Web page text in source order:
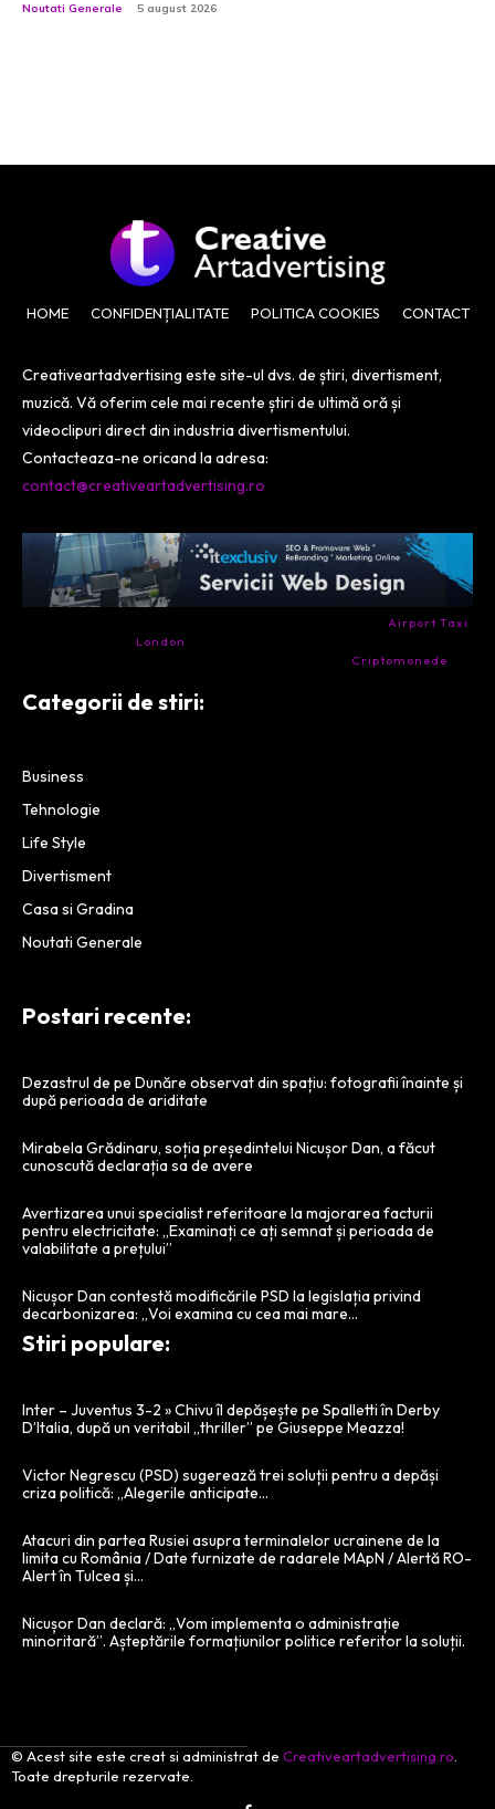
Noutati Generale 5 august 2026
HOME CONFIDENȚIALITATE POLITICA COOKIES CONTACT
Creativeartadvertising este site-ul dvs. de știri, divertisment,
muzică. Vă oferim cele mai recente știri de ultimă oră și
videoclipuri direct din industria divertismentului.
Contacteaza-ne oricand la adresa:
contact@creativeartadvertising.ro
Airport Taxi
London
Criptomonede
Categorii de stiri:
Business
Tehnologie
Life Style
Divertisment
Casa si Gradina
Noutati Generale
Postari recente:
Dezastrul de pe Dunăre observat din spațiu: fotografii înainte și
după perioada de ariditate
Mirabela Grădinaru, soția președintelui Nicușor Dan, a făcut
cunoscută declarația sa de avere
Avertizarea unui specialist referitoare la majorarea facturii
pentru electricitate: „Examinați ce ați semnat și perioada de
valabilitate a prețului”
Nicușor Dan contestă modificările PSD la legislația privind
decarbonizarea: „Voi examina cu cea mai mare…
Stiri populare:
Inter – Juventus 3-2 » Chivu îl depășește pe Spalletti în Derby
D’Italia, după un veritabil „thriller” pe Giuseppe Meazza!
Victor Negrescu (PSD) sugerează trei soluții pentru a depăși
criza politică: „Alegerile anticipate…
Atacuri din partea Rusiei asupra terminalelor ucrainene de la
limita cu România / Date furnizate de radarele MApN / Alertă RO-
Alert în Tulcea și...
Nicușor Dan declară: „Vom implementa o administrație
minoritară”. Așteptările formațiunilor politice referitor la soluții.
© Acest site este creat si administrat de Creativeartadvertising.ro.
Toate drepturile rezervate.